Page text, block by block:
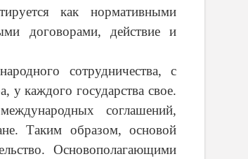
как нормативными
договорами, действие и
сотрудничества, с
у каждого государства свое.
соглашений,
Таким образом, основой
Основополагающими